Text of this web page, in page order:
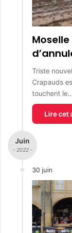
Triste
Crapauds
touchent le…
Lire cet
Juin
- 2022 -
30 juin